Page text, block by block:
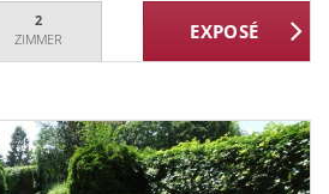
2
ZIMMER